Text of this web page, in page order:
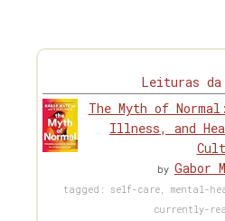
Leituras
The Myth of
Illness, and
by Gabor
tagged: self-care, mental-
currently-